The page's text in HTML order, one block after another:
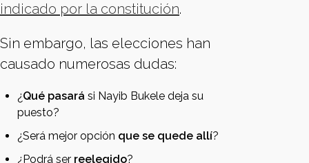
indicado por la constitución.
Sin embargo, las elecciones han
causado numerosas dudas:
¿Qué pasará si Nayib Bukele deja su
puesto?
¿Será mejor opción que se quede allí?
¿Podrá ser reelegido?